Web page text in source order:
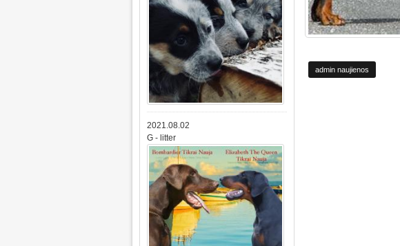
admin naujienos
2021.08.02
G - litter